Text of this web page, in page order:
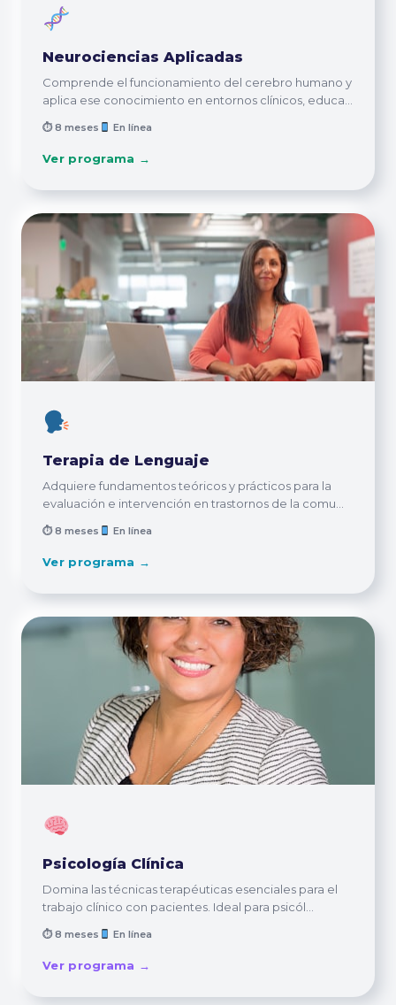
Neurociencias Aplicadas
Comprende el funcionamiento del cerebro humano y
aplica ese conocimiento en entornos clínicos, educa...
⏱ 8 meses En línea
Ver programa →
Terapia de Lenguaje
Adquiere fundamentos teóricos y prácticos para la
evaluación e intervención en trastornos de la comu...
⏱ 8 meses En línea
Ver programa →
Psicología Clínica
Domina las técnicas terapéuticas esenciales para el
trabajo clínico con pacientes. Ideal para psicól...
⏱ 8 meses En línea
Ver programa →